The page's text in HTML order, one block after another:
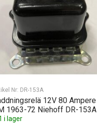
Nr: DR-153A
12V 80 Ampere
1963-72 Niehoff DR-153A
i lager